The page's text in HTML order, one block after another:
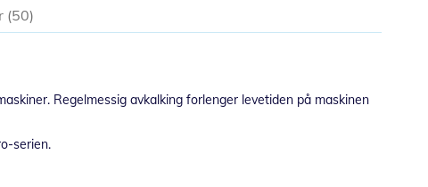
Regelmessig avkalking forlenger levetiden på maskinen
serien.
50